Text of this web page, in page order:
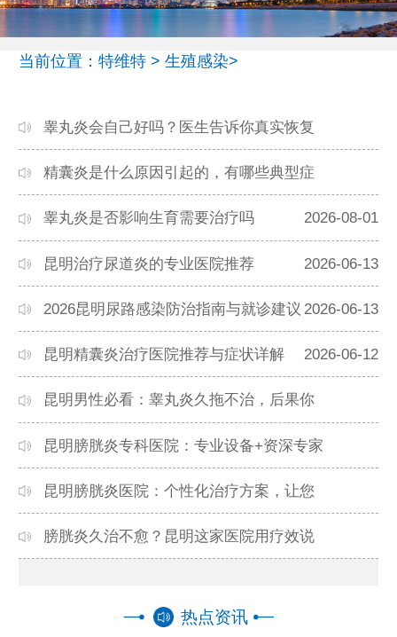
当前位置： 特维特> 生殖感染>
睾丸炎会自己好吗？医生告诉你真实恢复
2026-08-07
精囊炎是什么原因引起的，有哪些典型症
2026-08-01
睾丸炎是否影响生育需要治疗吗 2026-08-01
昆明治疗尿道炎的专业医院推荐 2026-06-13
2026昆明尿路感染防治指南与就诊建议 2026-06-13
昆明精囊炎治疗医院推荐与症状详解 2026-06-12
昆明男性必看：睾丸炎久拖不治，后果你
2026-05-25
昆明膀胱炎专科医院：专业设备+资深专家
2026-05-24
昆明膀胱炎医院：个性化治疗方案，让您
2026-05-16
膀胱炎久治不愈？昆明这家医院用疗效说
热点资讯